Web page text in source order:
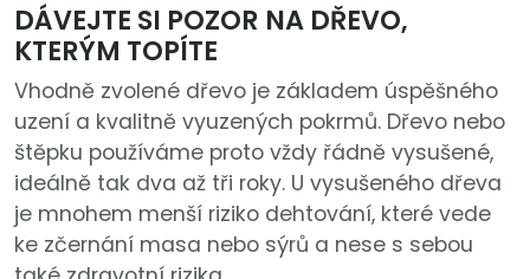
DÁVEJTE SI POZOR NA DŘEVO,
KTERÝM TOPÍTE
Vhodně zvolené dřevo je základem úspěšného
uzení a kvalitně vyuzených pokrmů. Dřevo nebo
štěpku používáme proto vždy řádně vysušené,
ideálně tak dva až tři roky. U vysušeného dřeva
je mnohem menší riziko dehtování, které vede
ke zčernání masa nebo sýrů a nese s sebou